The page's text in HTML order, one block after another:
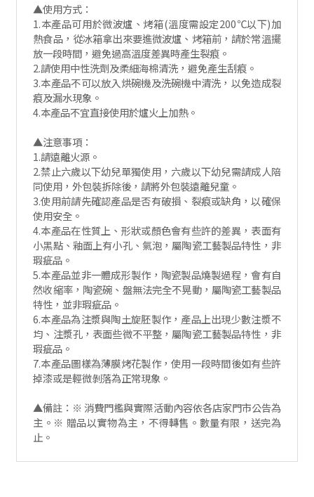
▲使用方式：
1.本產品可用於微波爐、烤箱(溫度需設定200℃以下)加
熱食品，從冰箱拿出來要進微波爐、烤箱前，請於常溫擺
放一段時間，避免過高溫度差異時產生裂痕。
2.請使用中性洗劑及柔細海棉清洗，避免產生刮痕。
3.本產品不可以放入烘碗機及洗碗機中清洗，以免造成裂
痕及漏水現象。
4.本產品不宜直接使用於爐火上加熱。
▲注意事項：
1.請遠離火源。
2.禁止六歲以下幼兒單獨使用，六歲以下幼兒需請成人陪
同使用，外包裝拆除後，請將外包裝遠離兒童。
3.使用前請先確認產品是否有破損、裂痕或缺角，以確保
使用安全。
4.本產品在性質上、形狀或顏色會有些許的差異，表面有
小黑點、釉面上有小孔、氣泡，屬陶瓷工藝製品特性，非
瑕疵品。
5.本產品並非一體成形製作，陶瓷製品燒製過程，會有自
然收縮率，陶瓷碗、盤無法完全不晃動，屬陶瓷工藝製品
特性，並非瑕疵品。
6.本產品為注漿與陶土旋胚製作，產品上出現少數注漿不
均、注漿孔，表面些微不平整，屬陶瓷工藝製品特性，非
瑕疵品。
7.本產品圖樣為薄膜烤花製作，使用一段時間後如有些許
掉漆或是輕微剝落為正常現象。
▲備註：※ 消費門檻與實際活動內容依各店家門市公告為
主。※ 贈品以實物為主，不得轉售。數量有限，送完為
止。